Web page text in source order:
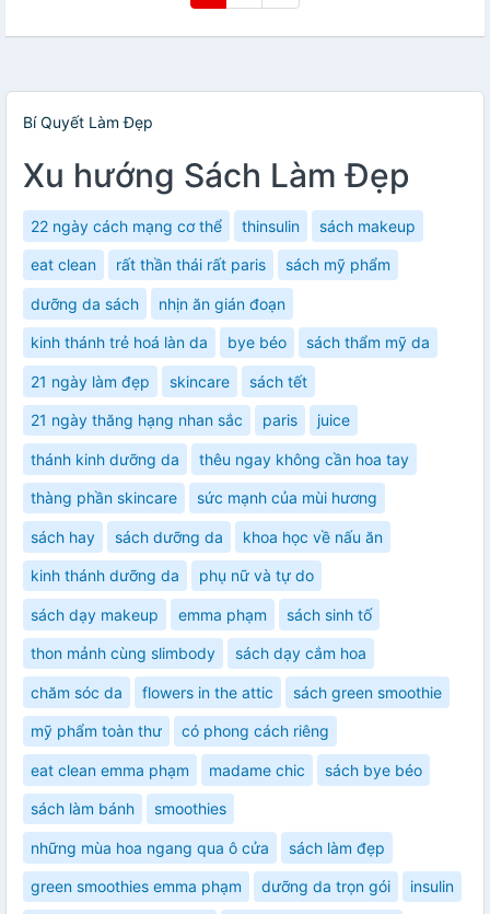
Bí Quyết Làm Đẹp
Xu hướng Sách Làm Đẹp
22 ngày cách mạng cơ thể thinsulin sách makeup
eat clean rất thần thái rất paris sách mỹ phẩm
dưỡng da sách nhịn ăn gián đoạn
kinh thánh trẻ hoá làn da bye béo sách thẩm mỹ da
21 ngày làm đẹp skincare sách tết
21 ngày thăng hạng nhan sắc paris juice
thánh kinh dưỡng da thêu ngay không cần hoa tay
thàng phần skincare sức mạnh của mùi hương
sách hay sách dưỡng da khoa học về nấu ăn
kinh thánh dưỡng da phụ nữ và tự do
sách dạy makeup emma phạm sách sinh tố
thon mảnh cùng slimbody sách dạy cắm hoa
chăm sóc da flowers in the attic sách green smoothie
mỹ phẩm toàn thư có phong cách riêng
eat clean emma phạm madame chic sách bye béo
sách làm bánh smoothies
những mùa hoa ngang qua ô cửa sách làm đẹp
green smoothies emma phạm dưỡng da trọn gói insulin